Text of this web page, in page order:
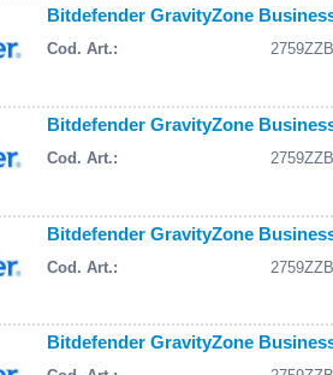
Bitdefender GravityZone
Cod. Art.:
Bitdefender GravityZone
Cod. Art.:
Bitdefender GravityZone
Cod. Art.:
Bitdefender GravityZone